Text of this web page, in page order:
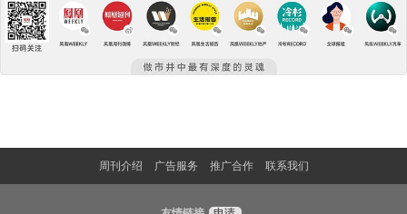
周刊介绍 广告服务 推广合作 联系我们